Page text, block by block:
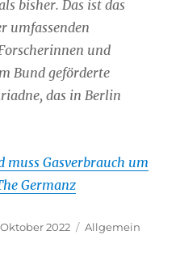
bisher. Das ist das
umfassenden
und
Bund geförderte
das in Berlin
muss Gasverbrauch um
Germanz
Oktober 2022 Kategorien
Allgemein